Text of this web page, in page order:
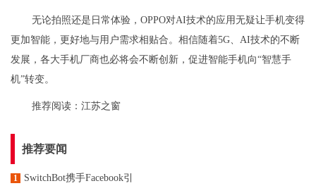
无论拍照还是日常体验，OPPO对AI技术的应用无疑让手机变得
更加智能，更好地与用户需求相贴合。相信随着5G、AI技术的不断
发展，各大手机厂商也必将会不断创新，促进智能手机向“智慧手
机”转变。
推荐阅读： 江苏之窗
推荐要闻
1 SwitchBot携手Facebook引